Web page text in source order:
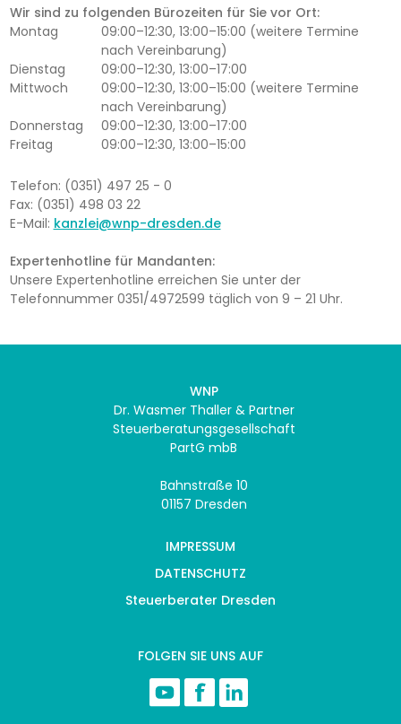
Wir sind zu folgenden Bürozeiten für Sie vor Ort:
Montag
09:00–12:30, 13:00–15:00 (weitere Termine
nach Vereinbarung)
Dienstag
09:00–12:30, 13:00–17:00
Mittwoch
09:00–12:30, 13:00–15:00 (weitere Termine
nach Vereinbarung)
Donnerstag
09:00–12:30, 13:00–17:00
Freitag
09:00–12:30, 13:00–15:00
Telefon: (0351) 497 25 - 0
Fax: (0351) 498 03 22
E-Mail: kanzlei@wnp-dresden.de
Expertenhotline für Mandanten:
Unsere Expertenhotline erreichen Sie unter der
Telefonnummer 0351/4972599 täglich von 9 – 21 Uhr.
WNP
Dr. Wasmer Thaller & Partner
Steuerberatungsgesellschaft
PartG mbB
Bahnstraße 10
01157 Dresden
IMPRESSUM
DATENSCHUTZ
Steuerberater Dresden
FOLGEN SIE UNS AUF